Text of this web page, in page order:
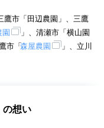
鷹市「田辺農園」、三鷹
園
」、清瀬市「横山園
市「森屋農園
」、立川
の想い